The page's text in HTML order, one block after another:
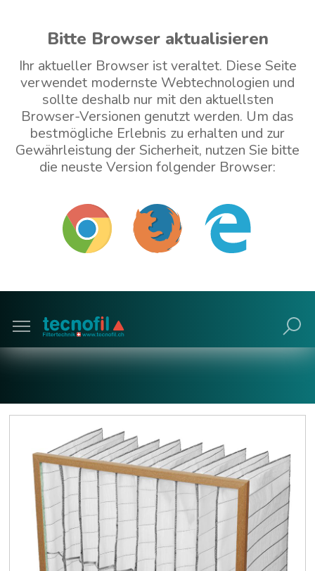
Bitte Browser aktualisieren
Ihr aktueller Browser ist veraltet. Diese Seite
verwendet modernste Webtechnologien und
sollte deshalb nur mit den aktuellsten
Browser-Versionen genutzt werden. Um das
bestmögliche Erlebnis zu erhalten und zur
Gewährleistung der Sicherheit, nutzen Sie bitte
die neuste Version folgender Browser:
Mit veraltetem Browser weitermachen (nicht